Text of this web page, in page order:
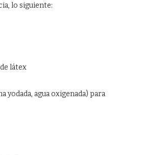
lo siguiente:
látex
yodada, agua oxigenada) para